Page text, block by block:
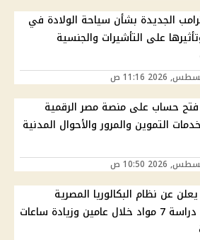
الجديدة بشأن سياحة الولادة في
على التأشيرات والجنسية
حساب على منصة مصر الرقمية
وخدمات التموين والمرور والأحوال المدنية
عن نظام البكالوريا المصرية
ويعتمد دراسة 7 مواد خلال عامين وزيادة ساعات